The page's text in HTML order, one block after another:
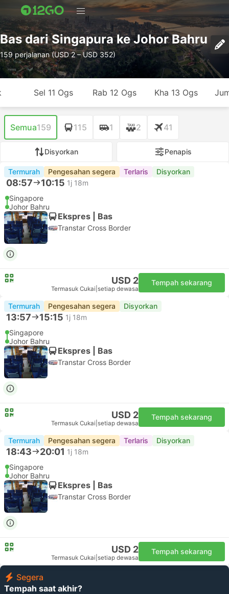
Bas dari Singapura ke Johor Bahru
159 perjalanan (USD 2 – USD 352)
Sel 11 Ogs Rab 12 Ogs Kha 13 Ogs
Semua159 115 1 2 41
Disyorkan Penapis
Termurah Pengesahan segera Terlaris Disyorkan
08:57 10:15 1j 18m
Singapore
Johor Bahru
Ekspres | Bas
Transtar Cross Border
USD 2
Termasuk Cukai setiap dewasa
Tempah sekarang
Termurah Pengesahan segera Disyorkan
13:57 15:15 1j 18m
Singapore
Johor Bahru
Ekspres | Bas
Transtar Cross Border
USD 2
Termasuk Cukai setiap dewasa
Tempah sekarang
Termurah Pengesahan segera Terlaris Disyorkan
18:43 20:01 1j 18m
Singapore
Johor Bahru
Ekspres | Bas
Transtar Cross Border
USD 2
Termasuk Cukai setiap dewasa
Tempah sekarang
Segera
Tempah saat akhir?